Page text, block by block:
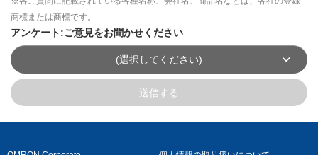
商標または商標です。
アンケート:ご意見をお聞かせください
(選択してください)
送信する